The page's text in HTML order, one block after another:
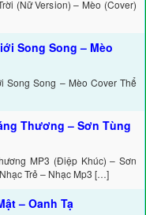
(Nữ Version) – Mèo (Cover)
Song Song – Mèo
Song Song – Mèo Cover Thể
Thương – Sơn Tùng
MP3 (Điệp Khúc) – Sơn
Trẻ – Nhạc Mp3 […]
– Oanh Tạ